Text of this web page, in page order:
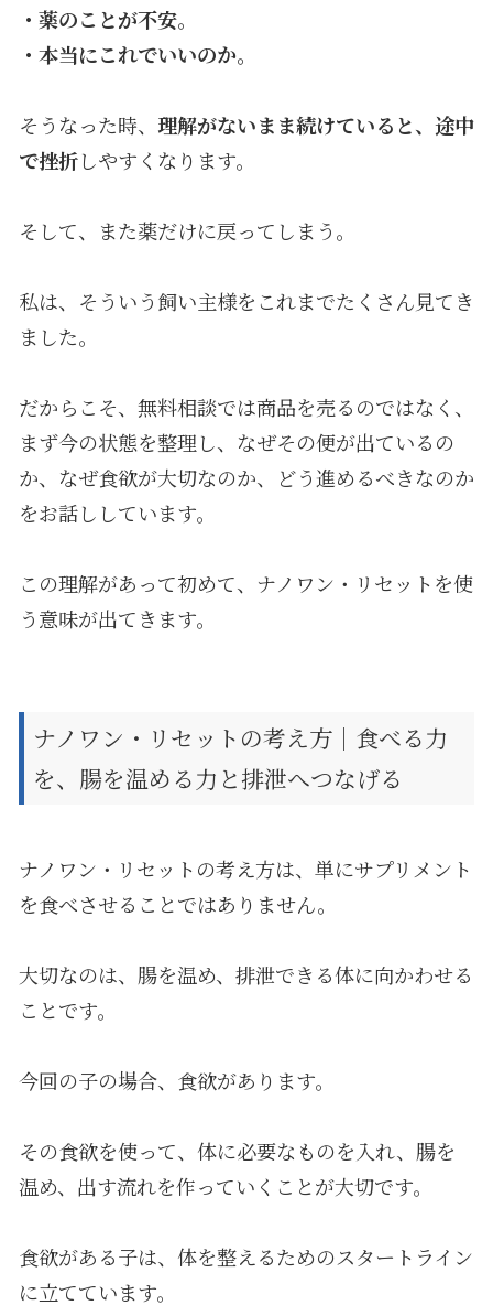
・薬のことが不安。
・本当にこれでいいのか。
そうなった時、 理解がないまま続けていると、途中
で挫折しやすくなります。
そして、また薬だけに戻ってしまう。
私は、そういう飼い主様をこれまでたくさん見てき
ました。
だからこそ、無料相談では商品を売るのではなく、
まず今の状態を整理し、なぜその便が出ているの
か、なぜ食欲が大切なのか、どう進めるべきなのか
をお話ししています。
この理解があって初めて、ナノワン・リセットを使
う意味が出てきます。
ナノワン・リセットの考え方｜食べる力
を、腸を温める力と排泄へつなげる
ナノワン・リセットの考え方は、単にサプリメント
を食べさせることではありません。
大切なのは、腸を温め、排泄できる体に向かわせる
ことです。
今回の子の場合、食欲があります。
その食欲を使って、体に必要なものを入れ、腸を
温め、出す流れを作っていくことが大切です。
食欲がある子は、体を整えるためのスタートライン
に立てています。